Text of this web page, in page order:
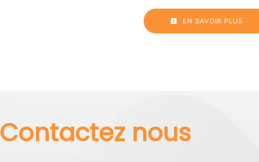
EN SAVOIR PLUS
Contactez nous